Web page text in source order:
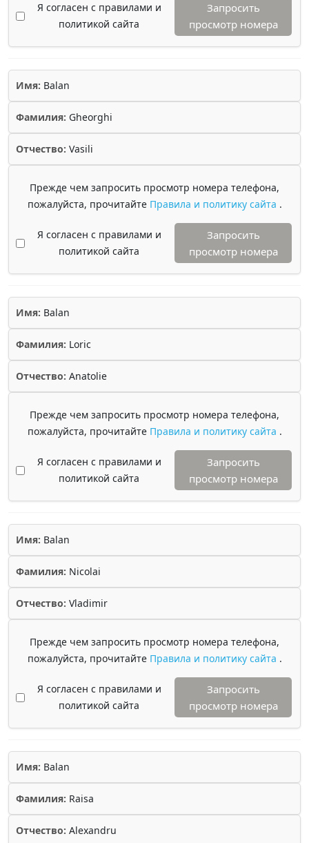
Я согласен с правилами и
политикой сайта
Запросить
просмотр номера
Имя: Balan
Фамилия: Gheorghi
Отчество: Vasili
Прежде чем запросить просмотр номера телефона,
пожалуйста, прочитайте Правила и политику сайта .
Я согласен с правилами и
политикой сайта
Запросить
просмотр номера
Имя: Balan
Фамилия: Loric
Отчество: Anatolie
Прежде чем запросить просмотр номера телефона,
пожалуйста, прочитайте Правила и политику сайта .
Я согласен с правилами и
политикой сайта
Запросить
просмотр номера
Имя: Balan
Фамилия: Nicolai
Отчество: Vladimir
Прежде чем запросить просмотр номера телефона,
пожалуйста, прочитайте Правила и политику сайта .
Я согласен с правилами и
политикой сайта
Запросить
просмотр номера
Имя: Balan
Фамилия: Raisa
Отчество: Alexandru